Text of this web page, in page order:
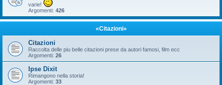
varie!
Argomenti: 426
«Citazioni»
Citazioni
Raccolta delle piu belle citazioni prese da autori famosi, film ecc
Argomenti: 26
Ipse Dixit
Rimangono nella storia!
Argomenti: 33